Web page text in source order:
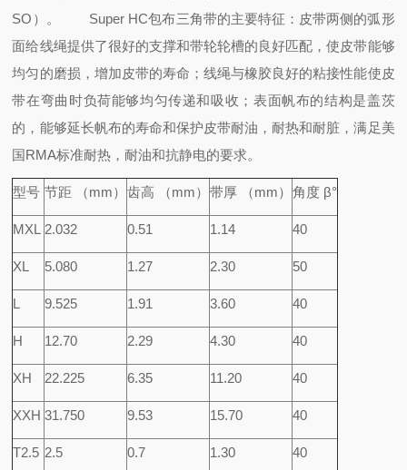
SO）。
Super HC包布三角带的主要特征：皮带两侧的弧形
面给线绳提供了很好的支撑和带轮轮槽的良好匹配，使皮带能够
均匀的磨损，增加皮带的寿命；线绳与橡胶良好的粘接性能使皮
带在弯曲时负荷能够均匀传递和吸收；表面帆布的结构是盖茨
的，能够延长帆布的寿命和保护皮带耐油，耐热和耐脏，满足美
国RMA标准耐热，耐油和抗静电的要求。
型号 节距 （mm） 齿高 （mm） 带厚 （mm） 角度 β°
MXL 2.032 0.51 1.14 40
XL 5.080 1.27 2.30 50
L 9.525 1.91 3.60 40
H 12.70 2.29 4.30 40
XH 22.225 6.35 11.20 40
XXH 31.750 9.53 15.70 40
T2.5 2.5 0.7 1.30 40